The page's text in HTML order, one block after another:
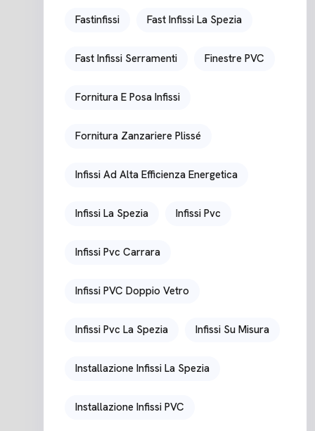
Fastinfissi Fast Infissi La Spezia
Fast Infissi Serramenti Finestre PVC
Fornitura E Posa Infissi
Fornitura Zanzariere Plissé
Infissi Ad Alta Efficienza Energetica
Infissi La Spezia Infissi Pvc
Infissi Pvc Carrara
Infissi PVC Doppio Vetro
Infissi Pvc La Spezia Infissi Su Misura
Installazione Infissi La Spezia
Installazione Infissi PVC